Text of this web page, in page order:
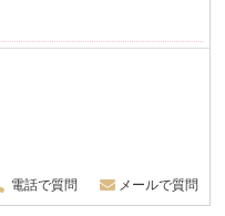
電話で質問 メールで質問